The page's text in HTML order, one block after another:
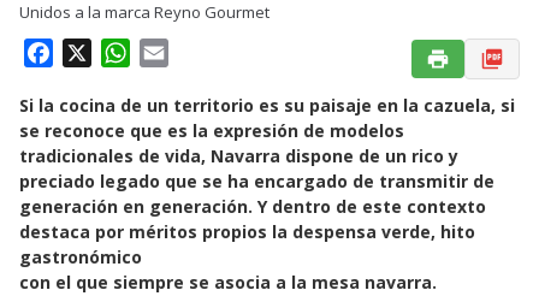
Unidos a la marca Reyno Gourmet
c
e
b
o
o
k
W
a
t
s
A
p
p
a
i
l
Si la cocina de un territorio es su paisaje en la cazuela, si
se reconoce que es la expresión de modelos
tradicionales de vida, Navarra dispone de un rico y
preciado legado que se ha encargado de transmitir de
generación en generación. Y dentro de este contexto
destaca por méritos propios la despensa verde, hito
gastronómico
con el que siempre se asocia a la mesa navarra.